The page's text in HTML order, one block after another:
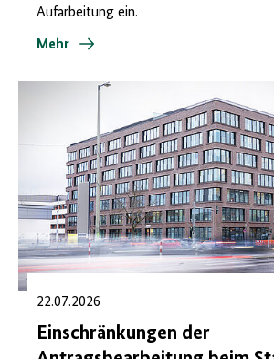
Aufarbeitung ein.
Mehr
22.07.2026
Einschränkungen der